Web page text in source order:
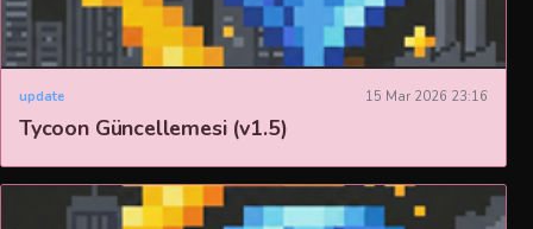
update 15 Mar 2026 23:16
Tycoon Güncellemesi (v1.5)